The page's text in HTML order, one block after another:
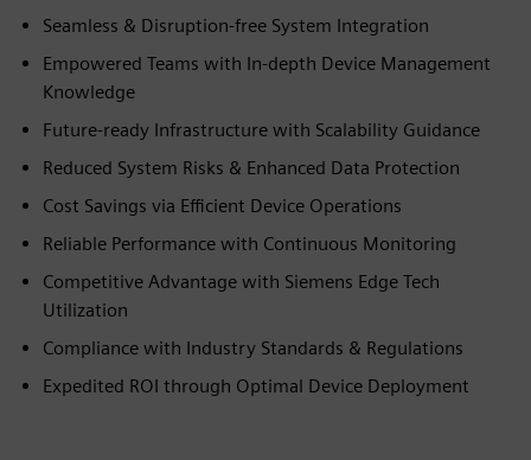
Seamless & Disruption-free System Integration
Empowered Teams with In-depth Device Management
Knowledge
Future-ready Infrastructure with Scalability Guidance
Reduced System Risks & Enhanced Data Protection
Cost Savings via Efficient Device Operations
Reliable Performance with Continuous Monitoring
Competitive Advantage with Siemens Edge Tech
Utilization
Compliance with Industry Standards & Regulations
Expedited ROI through Optimal Device Deployment